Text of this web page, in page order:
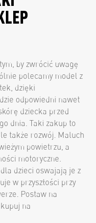
by zwrócić uwagę
polecamy model z
dzięki
odpowiedni nawet
dziecka przed
dnia. Taki zakup to
także rozwój. Maluch
powietrzu, a
motoryczne.
dzieci oswajają je z
w przyszłości przy
Postaw na
na